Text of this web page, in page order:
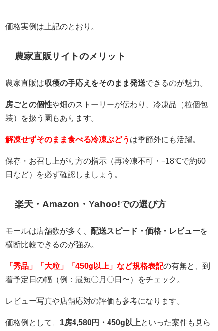
価格実例は上記のとおり。
農家直販サイトのメリット
農家直販は収穫の手応えをそのまま発送できるのが魅力。
房ごとの個性や畑のストーリーが伝わり、冷凍品（粒個包
装）を扱う園もあります。
解凍せずそのまま食べる冷凍ぶどう は季節外にも活躍。
保存・お召し上がり方の指示（再冷凍不可・−18℃で約60
日など）を必ず確認しましょう。
楽天・Amazon・Yahoo!での選び方
モールは店舗数が多く、 配送スピード・価格・レビューを
横断比較できるのが強み。
「秀品」「大粒」「450g以上」など規格表記の有無と、到
着予定日の幅（例：最短〇月〇日〜）をチェック。
レビュー写真や店舗応対の評価も参考になります。
価格例として、 1房4,580円・450g以上 といった案件も見ら